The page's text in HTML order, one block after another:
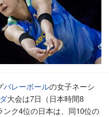
バレーボールの女子ネーシ
大会は7日（日本時間8
ク4位の日本は、同10位の